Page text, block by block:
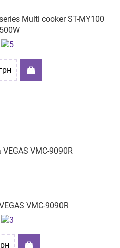
Multi cooker ST-MY100
VMC-9090R